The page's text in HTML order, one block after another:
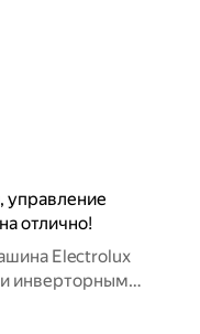
управление
отлично!
Electrolux
и инверторным